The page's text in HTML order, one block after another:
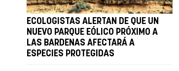
ECOLOGISTAS ALERTAN DE QUE UN
NUEVO PARQUE EÓLICO PRÓXIMO A
LAS BARDENAS AFECTARÁ A
ESPECIES PROTEGIDAS